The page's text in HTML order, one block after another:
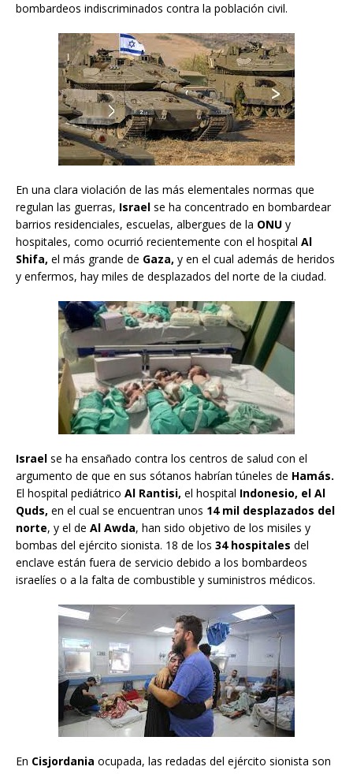
bombardeos indiscriminados contra la población civil.
En una clara violación de las más elementales normas que
regulan las guerras, Israel se ha concentrado en bombardear
barrios residenciales, escuelas, albergues de la ONU y
hospitales, como ocurrió recientemente con el hospital Al
Shifa, el más grande de Gaza, y en el cual además de heridos
y enfermos, hay miles de desplazados del norte de la ciudad.
Israel se ha ensañado contra los centros de salud con el
argumento de que en sus sótanos habrían túneles de Hamás.
El hospital pediátrico Al Rantisi, el hospital Indonesio, el Al
Quds, en el cual se encuentran unos 14 mil desplazados del
norte, y el de Al Awda, han sido objetivo de los misiles y
bombas del ejército sionista. 18 de los 34 hospitales del
enclave están fuera de servicio debido a los bombardeos
israelíes o a la falta de combustible y suministros médicos.
En Cisjordania ocupada, las redadas del ejército sionista son